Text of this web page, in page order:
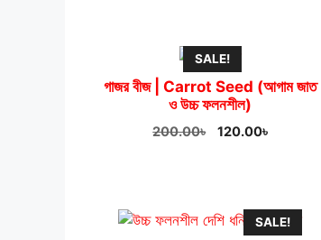
100.00৳.
SALE!
গাজর বীজ | Carrot Seed (আগাম জাত
ও উচ্চ ফলনশীল)
200.00৳
Original
120.00৳Current
SALE!